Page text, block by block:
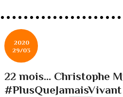
2020
29/03
22 mois... Christophe